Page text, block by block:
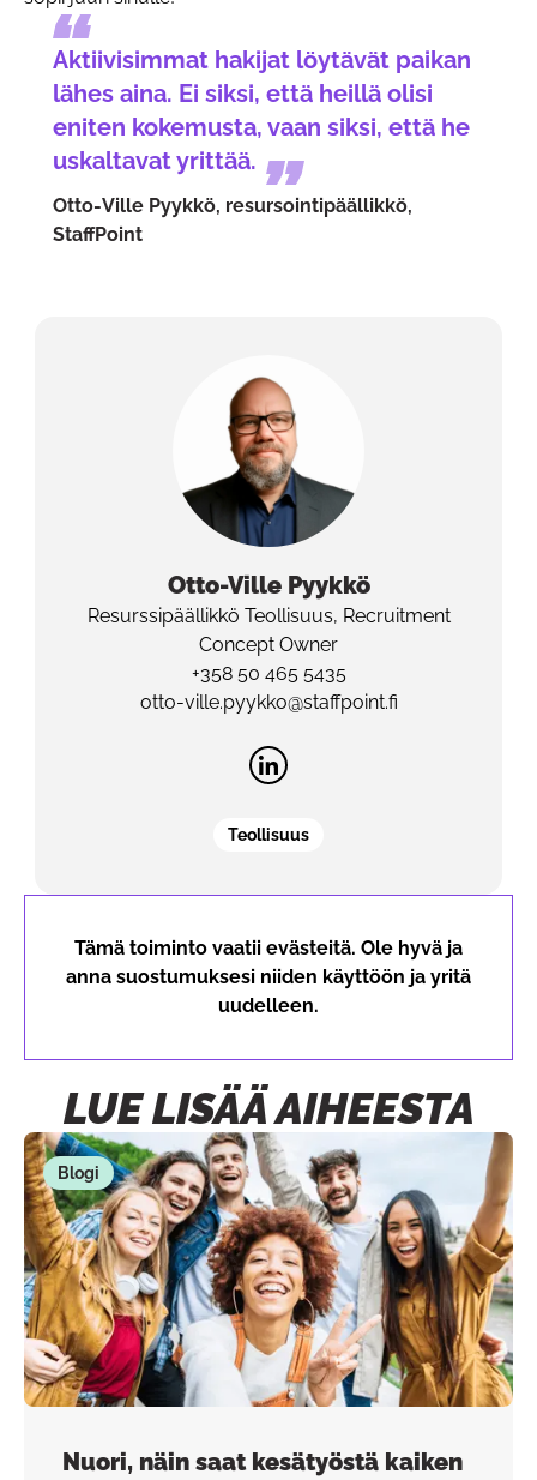
Aktiivisimmat hakijat löytävät paikan
lähes aina. Ei siksi, että heillä olisi
eniten kokemusta, vaan siksi, että he
uskaltavat yrittää.
Otto-Ville Pyykkö, resursointipäällikkö,
StaffPoint
Otto-Ville Pyykkö
Resurssipäällikkö Teollisuus, Recruitment
Concept Owner
+358 50 465 5435
otto-ville.pyykko@staffpoint.fi
Teollisuus
Tämä toiminto vaatii evästeitä. Ole hyvä ja
anna suostumuksesi niiden käyttöön ja yritä
uudelleen.
LUE LISÄÄ AIHEESTA
Blogi
Nuori, näin saat kesätyöstä kaiken